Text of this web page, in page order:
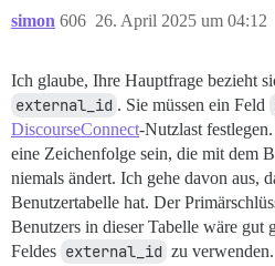
simon 26. April 2025 um 04:12
606
Ich glaube, Ihre Hauptfrage bezieht
external_id . Sie müssen ein Feld
DiscourseConnect-Nutzlast
eine Zeichenfolge sein, die mit dem
niemals ändert. Ich gehe davon aus,
Benutzertabelle hat. Der
Benutzers in dieser Tabelle wäre gut
Feldes external_id zu verwenden.